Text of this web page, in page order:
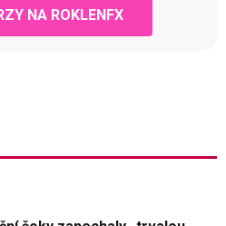
NA ROKLENFX